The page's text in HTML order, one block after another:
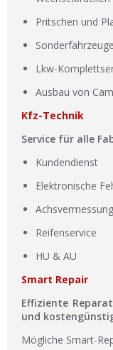
Pritschen und
Sonderfahrzeuge
Lkw-
Ausbau von
Kfz-Technik
Service für alle
Kundendienst
Elektronische
Achsvermessung
Reifenservice
HU & AU
Smart Repair
Effiziente
und
Mögliche Smart-